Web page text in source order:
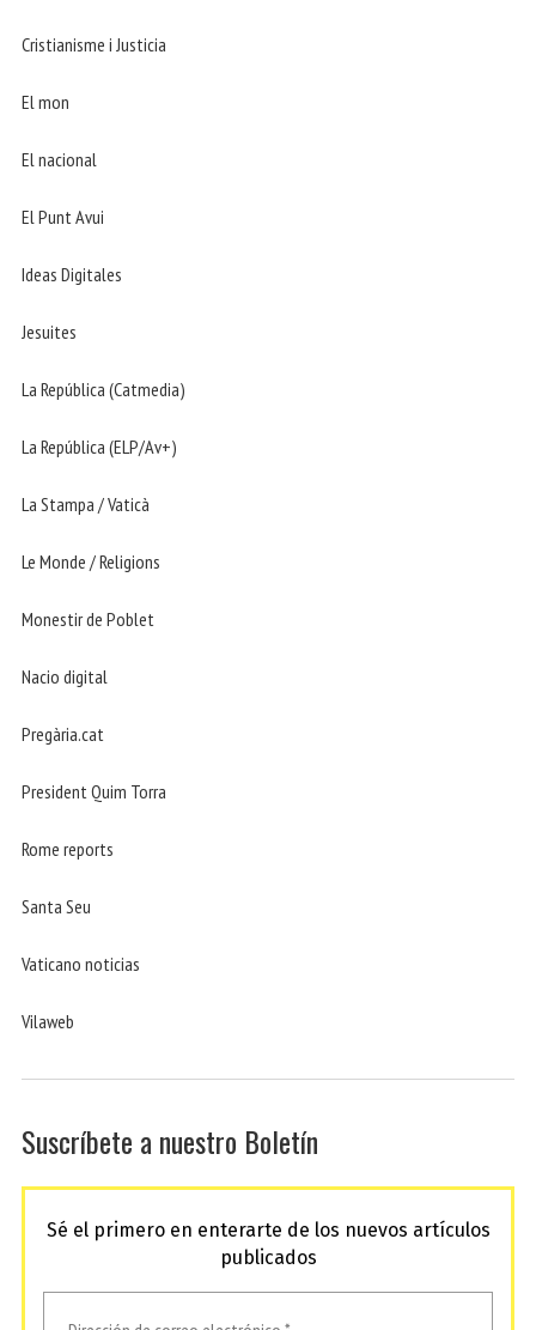
Cristianisme i Justicia
El mon
El nacional
El Punt Avui
Ideas Digitales
Jesuites
La República (Catmedia)
La República (ELP/Av+)
La Stampa / Vaticà
Le Monde / Religions
Monestir de Poblet
Nacio digital
Pregària.cat
President Quim Torra
Rome reports
Santa Seu
Vaticano noticias
Vilaweb
Suscríbete a nuestro Boletín
Sé el primero en enterarte de los nuevos artículos
publicados